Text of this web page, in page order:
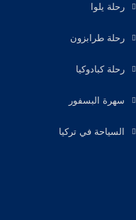
رحلة يلوا
رحلة طرابزون
رحلة كبادوكيا
سهرة البسفور
السياحة في تركيا